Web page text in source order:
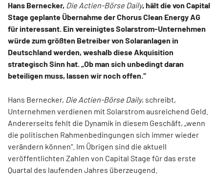
Hans Bernecker, Die Actien-Börse Daily, hält die von Capital
Stage geplante Übernahme der Chorus Clean Energy AG
für interessant. Ein vereinigtes Solarstrom-Unternehmen
würde zum größten Betreiber von Solaranlagen in
Deutschland werden, weshalb diese Akquisition
strategisch Sinn hat. „Ob man sich unbedingt daran
beteiligen muss, lassen wir noch offen.“
Hans Bernecker, Die Actien-Börse Daily, schreibt,
Unternehmen verdienen mit Solarstrom ausreichend Geld.
Andererseits fehlt die Dynamik in diesem Geschäft, „wenn
die politischen Rahmenbedingungen sich immer wieder
verändern können“. Im Übrigen sind die aktuell
veröffentlichten Zahlen von Capital Stage für das erste
Quartal des laufenden Jahres überzeugend.